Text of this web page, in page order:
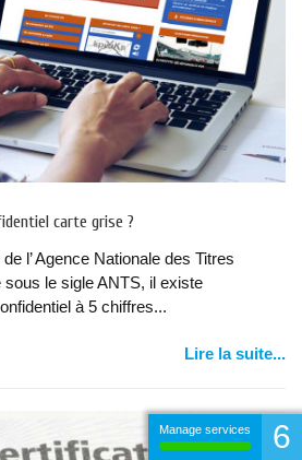
carte grise ?
l’ Agence Nationale des Titres
le sigle ANTS, il existe
à 5 chiffres...
Lire la suite...
Manage services 6